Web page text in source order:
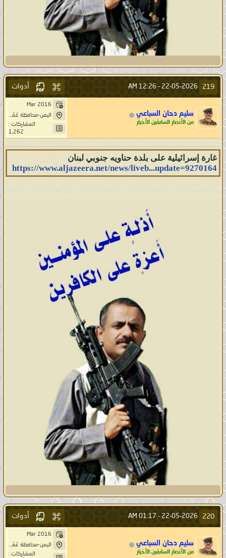
219
22-05-2026 -
12:26 AM أدوات
سليم دحان السباعي
من الأنصار السابقين الأخيار
Mar 2016
اليمن-محافظة عَمْرَانْ-بَنِيْ صُرَيْمْ- خِيَارْ حَاشد
المشاركات :
1,262
غارة إسرائيلية على بلدة حناويه جنوبي لبنان
https://www.aljazeera.net/news/liveb...update=9270164
220
22-05-2026 -
01:17 AM أدوات
سليم دحان السباعي
من الأنصار السابقين الأخيار
Mar 2016
اليمن-محافظة عَمْرَانْ-بَنِيْ صُرَيْمْ- خِيَارْ حَاشد
المشاركات :